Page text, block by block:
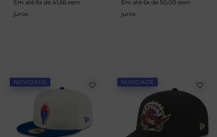
Em até 6x de 41,66 sem
juros
Em até 6x de 50,00 sem
juros
NOVIDADE NOVIDADE